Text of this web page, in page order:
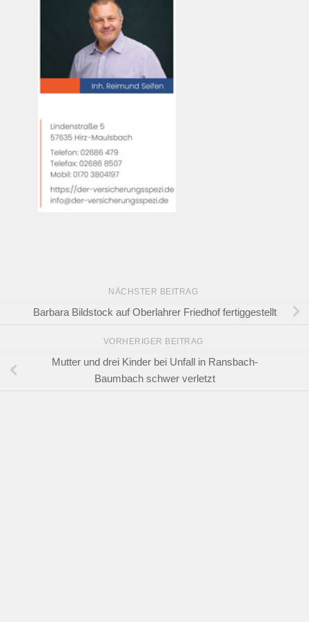
NÄCHSTER BEITRAG
Barbara Bildstock auf Oberlahrer Friedhof fertiggestellt
VORHERIGER BEITRAG
Mutter und drei Kinder bei Unfall in Ransbach-
Baumbach schwer verletzt